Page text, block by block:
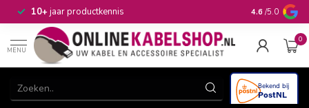
10+jaar productkennis 4.6 /5.0
MENU
0